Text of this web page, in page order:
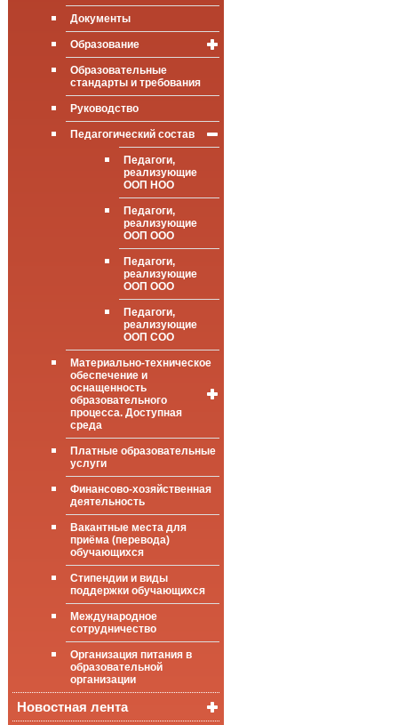
Документы
Образование
Информация о
реализуемых
образовательных
программах
ООП НОО (ФГОС,
ФОП)
ООП ООО (ФГОС,
ФОП)
ООП СОО (ФГОС,
ФОП)
Образовательные
стандарты и требования
Руководство
Педагогический состав
Педагоги,
реализующие
ООП НОО
Педагоги,
реализующие
ООП ООО
Педагоги,
реализующие
ООП ООО
Педагоги,
реализующие
ООП СОО
Материально-техническое
обеспечение и
оснащенность
образовательного
процесса. Доступная
среда
Общие сведения
Цифровая
(электронная)
библиотека
ФГИС «Моя
школа»
Платные образовательные
услуги
Финансово-хозяйственная
деятельность
Вакантные места для
приёма (перевода)
обучающихся
Стипендии и виды
поддержки обучающихся
Международное
сотрудничество
Организация питания в
образовательной
организации
Новостная лента